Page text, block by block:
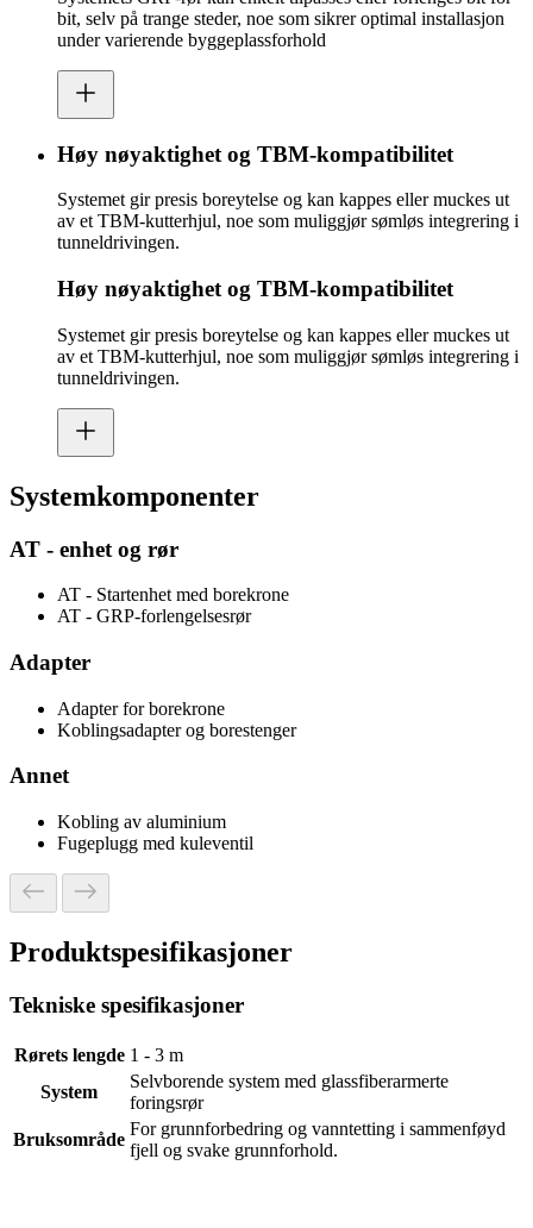
bit, selv på trange steder, noe som sikrer optimal installasjon
under varierende byggeplassforhold
Høy nøyaktighet og TBM-kompatibilitet
Systemet gir presis boreytelse og kan kappes eller muckes ut
av et TBM-kutterhjul, noe som muliggjør sømløs integrering i
tunneldrivingen.
Høy nøyaktighet og TBM-kompatibilitet
Systemet gir presis boreytelse og kan kappes eller muckes ut
av et TBM-kutterhjul, noe som muliggjør sømløs integrering i
tunneldrivingen.
Systemkomponenter
AT - enhet og rør
AT - Startenhet med borekrone
AT - GRP-forlengelsesrør
Adapter
Adapter for borekrone
Koblingsadapter og borestenger
Annet
Kobling av aluminium
Fugeplugg med kuleventil
Produktspesifikasjoner
Tekniske spesifikasjoner
Rørets lengde 1 - 3 m
System
Selvborende system med glassfiberarmerte
foringsrør
Bruksområde
For grunnforbedring og vanntetting i sammenføyd
fjell og svake grunnforhold.